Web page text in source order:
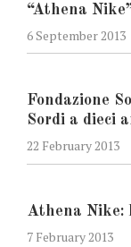
“Athena
6 September 2013
Fondazione
Sordi a dieci
22 February 2013
Athena Nike:
7 February 2013